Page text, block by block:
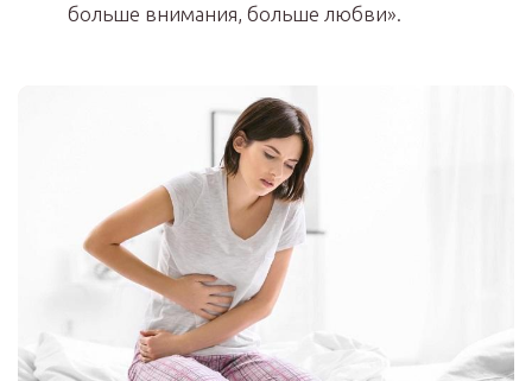
больше внимания, больше любви».